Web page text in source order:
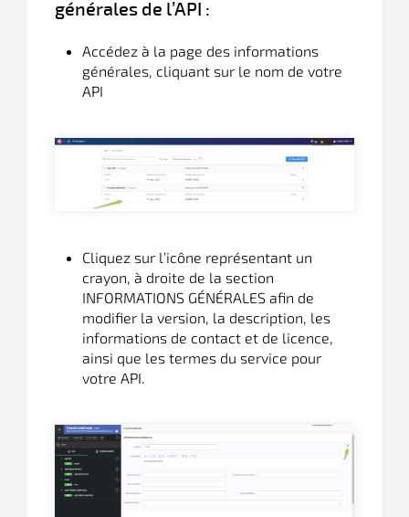
générales de l’API :
Accédez à la page des informations
générales, cliquant sur le nom de votre
API
Cliquez sur l’icône représentant un
crayon, à droite de la section
INFORMATIONS GÉNÉRALES afin de
modifier la version, la description, les
informations de contact et de licence,
ainsi que les termes du service pour
votre API.